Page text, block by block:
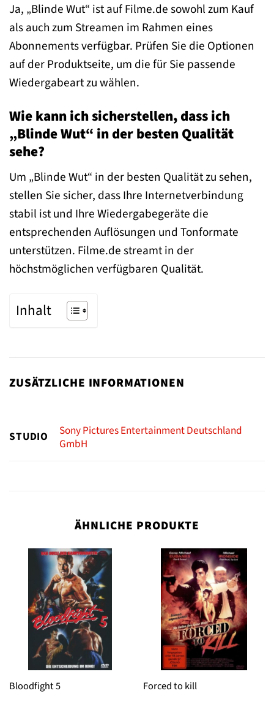
Ja, „Blinde Wut“ ist auf Filme.de sowohl zum Kauf
als auch zum Streamen im Rahmen eines
Abonnements verfügbar. Prüfen Sie die Optionen
auf der Produktseite, um die für Sie passende
Wiedergabeart zu wählen.
Wie kann ich sicherstellen, dass ich
„Blinde Wut“ in der besten Qualität
sehe?
Um „Blinde Wut“ in der besten Qualität zu sehen,
stellen Sie sicher, dass Ihre Internetverbindung
stabil ist und Ihre Wiedergabegeräte die
entsprechenden Auflösungen und Tonformate
unterstützen. Filme.de streamt in der
höchstmöglichen verfügbaren Qualität.
Inhalt
ZUSÄTZLICHE INFORMATIONEN
STUDIO
Sony Pictures Entertainment Deutschland
GmbH
ÄHNLICHE PRODUKTE
Bloodfight 5 Forced to kill